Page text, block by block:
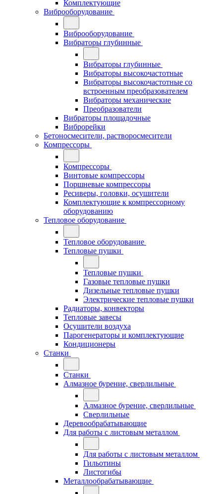
Комплектующие
Виброоборудование
Виброоборудование
Вибраторы глубинные
Вибраторы глубинные
Вибраторы высокочастотные
Вибраторы высокочастотные со
встроенным преобразователем
Вибраторы механические
Преобразователи
Вибраторы площадочные
Виброрейки
Бетоносмесители, растворосмесители
Компрессоры
Компрессоры
Винтовые компрессоры
Поршневые компрессоры
Ресиверы, головки, осушители
Комплектующие к компрессорному
оборудованию
Тепловое оборудование
Тепловое оборудование
Тепловые пушки
Тепловые пушки
Газовые тепловые пушки
Дизельные тепловые пушки
Электрические тепловые пушки
Радиаторы, конвекторы
Тепловые завесы
Осушители воздуха
Парогенераторы и комплектующие
Кондиционеры
Станки
Станки
Алмазное бурение, сверлильные
Алмазное бурение, сверлильные
Сверлильные
Деревообрабатывающие
Для работы с листовым металлом
Для работы с листовым металлом
Гильотины
Листогибы
Металлообрабатывающие